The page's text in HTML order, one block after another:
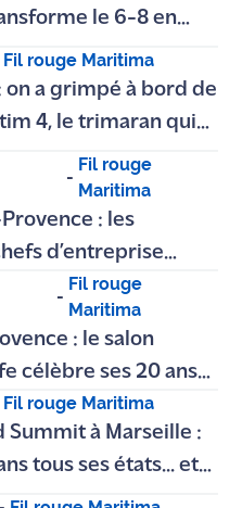
le 6-8 en
poésie et de la
Fil rouge Maritima
on a grimpé à bord de
4, le trimaran qui
skippers
-
Fil rouge
Maritima
: les
d’entreprise
force et leur unité
Charles Trenet
-
Fil rouge
Maritima
: le salon
célèbre ses 20 ans
entre Art et
Fil rouge Maritima
Summit à Marseille :
tous ses états... et